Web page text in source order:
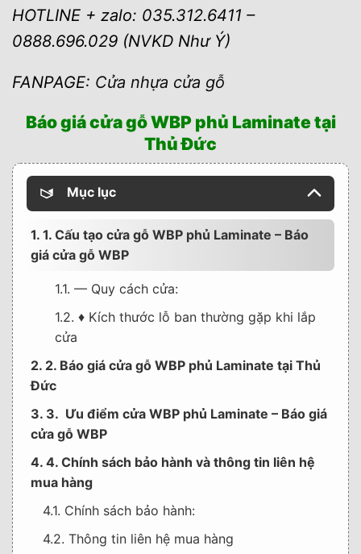
HOTLINE + zalo: 035.312.6411 –
0888.696.029 (NVKD Như Ý)
FANPAGE: Cửa nhựa cửa gỗ
Báo giá cửa gỗ WBP phủ Laminate tại
Thủ Đức
Mục lục
1. 1. Cấu tạo cửa gỗ WBP phủ Laminate – Báo
giá cửa gỗ WBP
1.1. — Quy cách cửa:
1.2. ♦ Kích thước lỗ ban thường gặp khi lắp
cửa
2. 2. Báo giá cửa gỗ WBP phủ Laminate tại Thủ
Đức
3. 3. Ưu điểm cửa WBP phủ Laminate – Báo giá
cửa gỗ WBP
4. 4. Chính sách bảo hành và thông tin liên hệ
mua hàng
4.1. Chính sách bảo hành:
4.2. Thông tin liên hệ mua hàng